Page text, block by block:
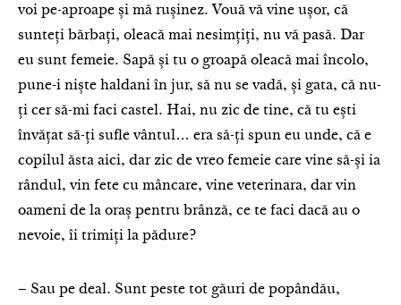
voi pe-aproape și mă rușinez. Vouă vă vine ușor, că
sunteți bărbați, oleacă mai nesimțiți, nu vă pasă. Dar
eu sunt femeie. Sapă și tu o groapă oleacă mai încolo,
pune-i niște haldani în jur, să nu se vadă, și gata, că nu-
ți cer să-mi faci castel. Hai, nu zic de tine, că tu ești
învățat să-ți sufle vântul… era să-ți spun eu unde, că e
copilul ăsta aici, dar zic de vreo femeie care vine să-și ia
rândul, vin fete cu mâncare, vine veterinara, dar vin
oameni de la oraș pentru brânză, ce te faci dacă au o
nevoie, îi trimiți la pădure?
– Sau pe deal. Sunt peste tot găuri de popândău,